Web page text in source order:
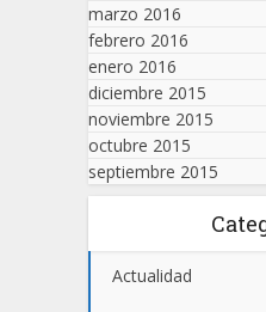
marzo 2016
febrero 2016
enero 2016
diciembre 2015
noviembre 2015
octubre 2015
septiembre 2015
Actualidad